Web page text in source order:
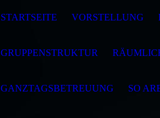
STARTSEITE VORSTELLUNG
GRUPPENSTRUKTUR
GANZTAGSBETREUUNG SO